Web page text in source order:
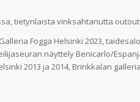
tietynlaista vinksahtanutta
Fogga Helsinki 2023,
näyttely Benicarlo/
2013 ja 2014, Brinkkalan